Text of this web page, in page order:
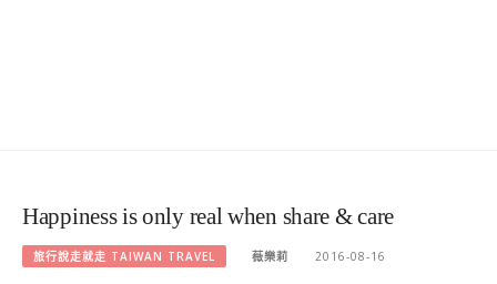
Happiness is only real when share & care
旅行說走就走 TAIWAN TRAVEL 薇樂莉 2016-08-16